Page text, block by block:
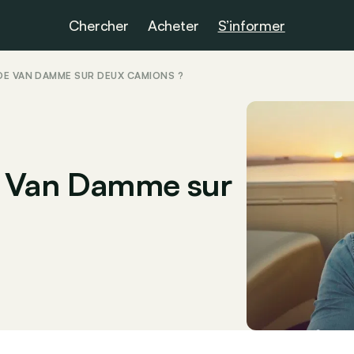
Chercher Acheter S’informer
VAN DAMME SUR DEUX CAMIONS ?
Damme sur